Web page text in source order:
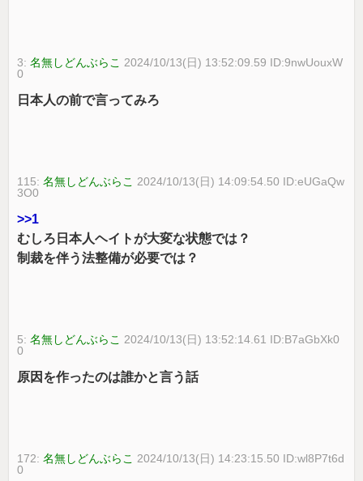
3:名無しどんぶらこ 2024/10/13(日) 13:52:09.59 ID:9nwUouxW
0
日本人の前で言ってみろ
115:名無しどんぶらこ 2024/10/13(日) 14:09:54.50 ID:eUGaQw
3O0
>>1
むしろ日本人ヘイトが大変な状態では？
制裁を伴う法整備が必要では？
5:名無しどんぶらこ 2024/10/13(日) 13:52:14.61 ID:B7aGbXk0
0
原因を作ったのは誰かと言う話
172:名無しどんぶらこ 2024/10/13(日) 14:23:15.50 ID:wl8P7t6d
0